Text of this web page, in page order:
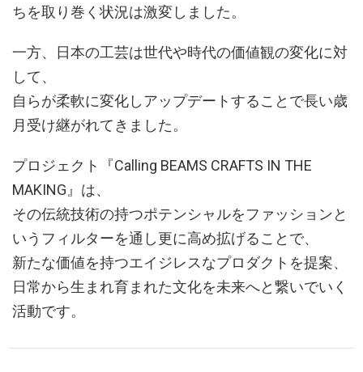
ちを取り巻く状況は激変しました。
一方、日本の工芸は世代や時代の価値観の変化に対
して、
自らが柔軟に変化しアップデートすることで長い歳
月受け継がれてきました。
プロジェクト『Calling BEAMS CRAFTS IN THE
MAKING』は、
その伝統技術の持つポテンシャルをファッションと
いうフィルターを通し更に高め拡げることで、
新たな価値を持つエイジレスなプロダクトを提案、
日常から生まれ育まれた文化を未来へと繋いでいく
活動です。